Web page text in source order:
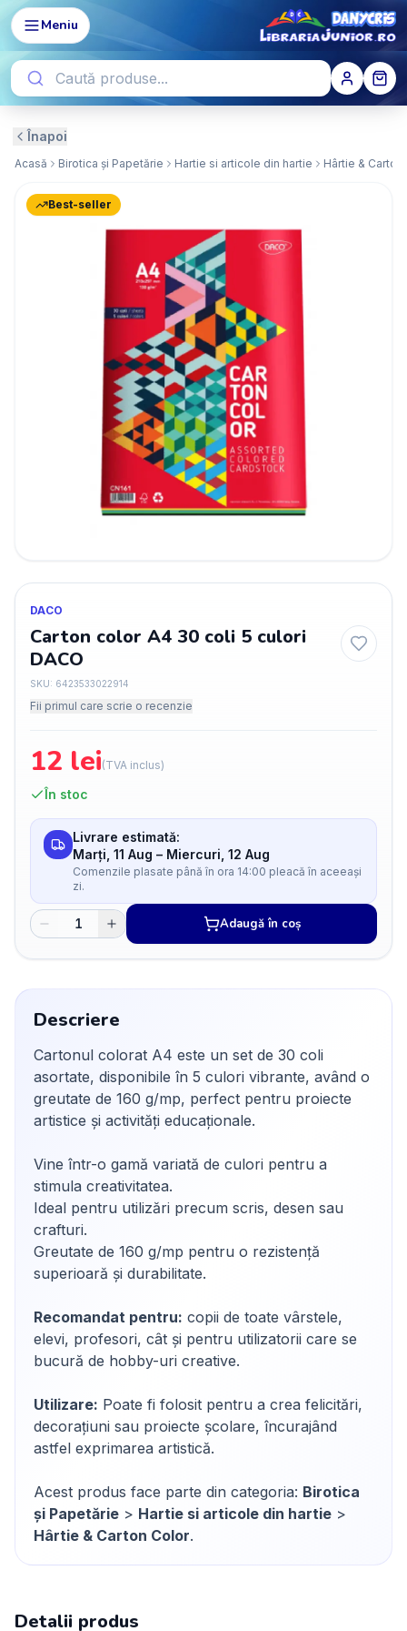
Meniu
Înapoi
Acasă Birotica și Papetărie Hartie si articole din hartie Hârtie & Carton
Best-seller
DACO
Carton color A4 30 coli 5 culori
DACO
SKU: 6423533022914
Fii primul care scrie o recenzie
12 lei(TVA inclus)
În stoc
Livrare estimată:
Marți, 11 Aug – Miercuri, 12 Aug
Comenzile plasate până în ora 14:00 pleacă în aceeași
zi.
Adaugă în coș
Descriere
Cartonul colorat A4 este un set de 30 coli
asortate, disponibile în 5 culori vibrante, având o
greutate de 160 g/mp, perfect pentru proiecte
artistice și activități educaționale.
Vine într-o gamă variată de culori pentru a
stimula creativitatea.
Ideal pentru utilizări precum scris, desen sau
crafturi.
Greutate de 160 g/mp pentru o rezistență
superioară și durabilitate.
Recomandat pentru: copii de toate vârstele,
elevi, profesori, cât și pentru utilizatorii care se
bucură de hobby-uri creative.
Utilizare: Poate fi folosit pentru a crea felicitări,
decorațiuni sau proiecte școlare, încurajând
astfel exprimarea artistică.
Acest produs face parte din categoria: Birotica
și Papetărie > Hartie si articole din hartie >
Hârtie & Carton Color.
Detalii produs